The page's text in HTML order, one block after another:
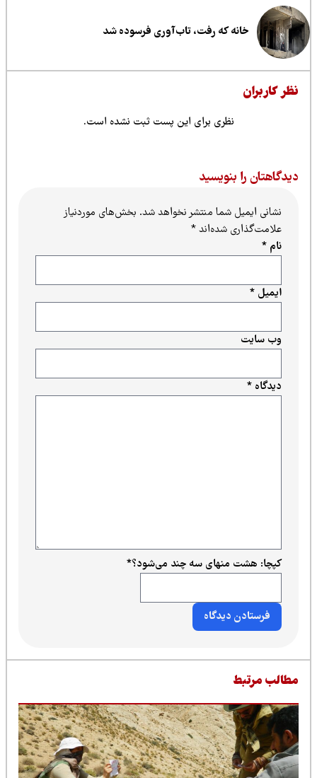
خانه که رفت، تاب‌آوری فرسوده شد
کاربران
نظری برای این پست ثبت نشده است.
را بنویسید
نشانی ایمیل شما منتشر نخواهد شد.بخش‌های موردنیاز
علامت‌گذاری شده‌اند*
دیدگاه*
ایمیل*
وب‌ سایت
کپچا: هشت منهای سه چند می‌شود؟*
مرتبط